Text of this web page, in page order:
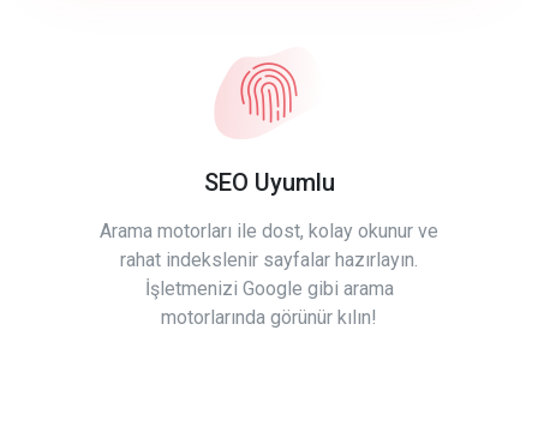
SEO Uyumlu
Arama motorları ile dost, kolay okunur ve
rahat indekslenir sayfalar hazırlayın.
İşletmenizi Google gibi arama
motorlarında görünür kılın!